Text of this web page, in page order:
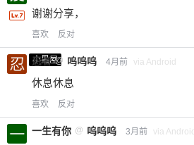
谢谢分享，
喜欢 反对
小黑屋
忍者 @ 呜呜呜 4月前 via Android
休息休息
喜欢 反对
一生有你 @ 呜呜呜 3月前 via Android